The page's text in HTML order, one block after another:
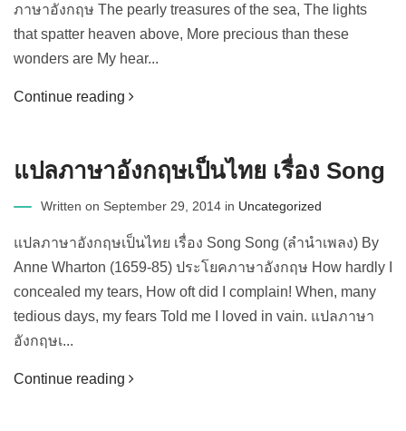
ภาษาอังกฤษ The pearly treasures of the sea, The lights
that spatter heaven above, More precious than these
wonders are My hear...
Continue reading
แปลภาษาอังกฤษเป็นไทย เรื่อง Song
Written on September 29, 2014 in Uncategorized
แปลภาษาอังกฤษเป็นไทย เรื่อง Song Song (ลำนำเพลง) By
Anne Wharton (1659-85) ประโยคภาษาอังกฤษ How hardly I
concealed my tears, How oft did I complain! When, many
tedious days, my fears Told me I loved in vain. แปลภาษา
อังกฤษเ...
Continue reading